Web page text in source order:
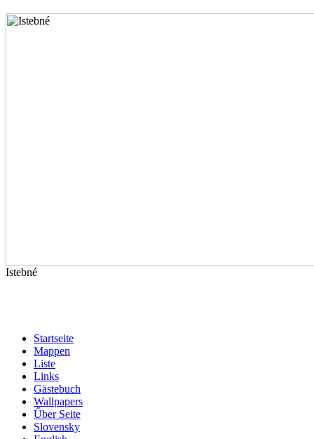
Istebné
Startseite
Mappen
Liste
Links
Gästebuch
Wallpapers
Űber Seite
Slovensky